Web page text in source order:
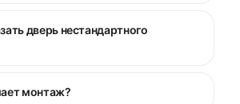
дверь нестандартного
монтаж?